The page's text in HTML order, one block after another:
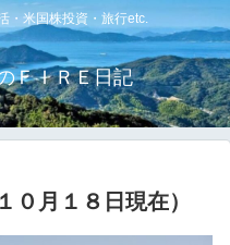
・米国株投資・旅行etc.
ＦＩＲＥ日記
０月１８日現在）